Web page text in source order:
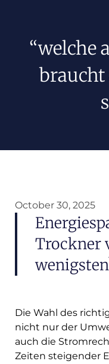
“welche
braucht
October 30, 2025
Trockner
Die Wahl des
nicht nur der
auch die
Zeiten steigender